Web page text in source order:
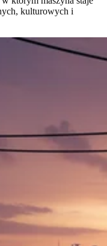
kulturowych i